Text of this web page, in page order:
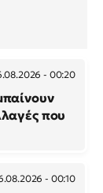
- 00:20
που
- 00:10